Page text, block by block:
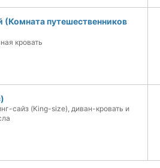
путешественников
кровать
сайз (King-size), диван-кровать и